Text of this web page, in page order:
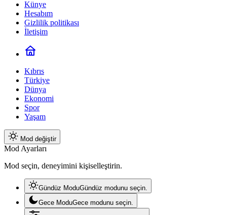
Künye
Hesabım
Gizlilik politikası
İletişim
Kıbrıs
Türkiye
Dünya
Ekonomi
Spor
Yaşam
Mod değiştir
Mod Ayarları
Mod seçin, deneyimini kişiselleştirin.
Gündüz ModuGündüz modunu seçin.
Gece ModuGece modunu seçin.